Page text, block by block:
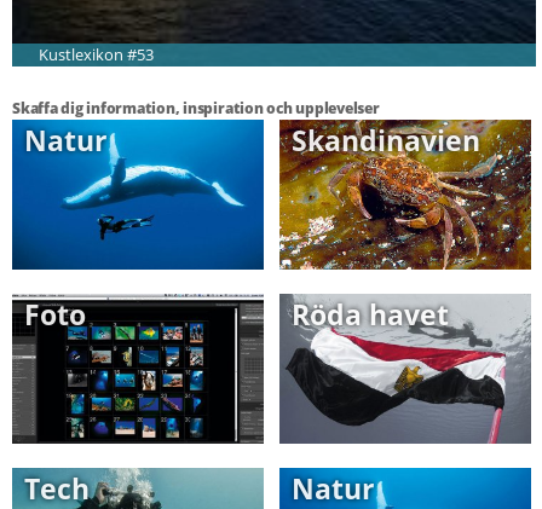
Kustlexikon #53
Skaffa dig information, inspiration och upplevelser
Natur Skandinavien
Foto Röda havet
Tech Natur